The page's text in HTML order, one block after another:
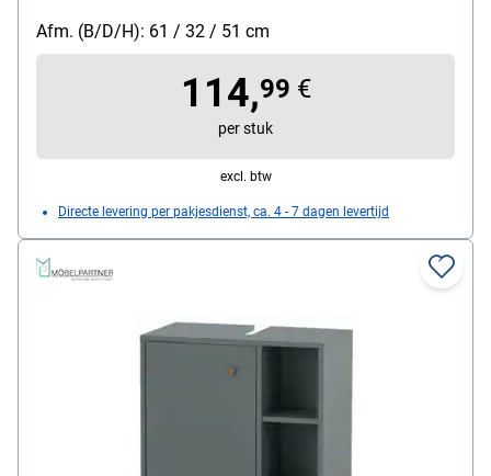
Afm. (B/D/H): 61 / 32 / 51 cm
114,99 €
per stuk
excl. btw
Directe levering per pakjesdienst, ca. 4 - 7 dagen levertijd